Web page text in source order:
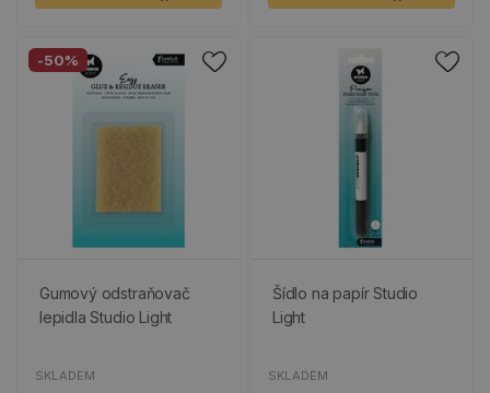
-50%
Gumový odstraňovač
lepidla Studio Light
SKLADEM
Šídlo na papír Studio
Light
SKLADEM